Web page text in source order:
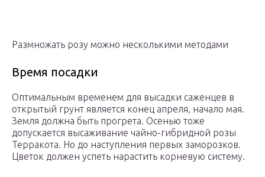
Размножать розу можно несколькими методами
Время посадки
Оптимальным временем для высадки саженцев в
открытый грунт является конец апреля, начало мая.
Земля должна быть прогрета. Осенью тоже
допускается высаживание чайно-гибридной розы
Терракота. Но до наступления первых заморозков.
Цветок должен успеть нарастить корневую систему.